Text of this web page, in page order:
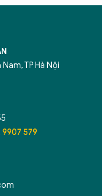
TP Hà Nội
9907 579